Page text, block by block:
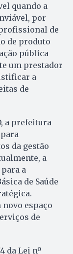
quando a
por
de
de produto
pública
um prestador
a
de
a prefeitura
da gestão
a
a
de Saúde
novo espaço
de
da Lei nº